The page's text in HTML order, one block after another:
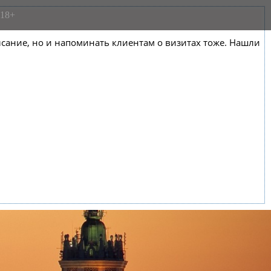
но и напоминать клиентам о визитах тоже. Нашли
18+